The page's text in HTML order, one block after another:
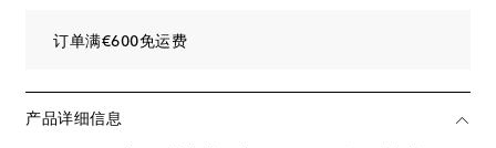
订单满€600免运费
产品详细信息